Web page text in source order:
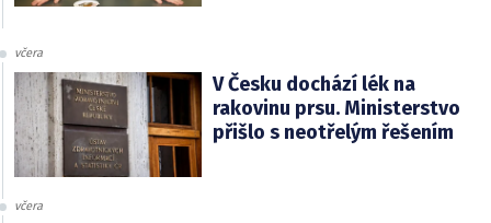
včera
V Česku dochází lék na
rakovinu prsu. Ministerstvo
přišlo s neotřelým řešením
včera